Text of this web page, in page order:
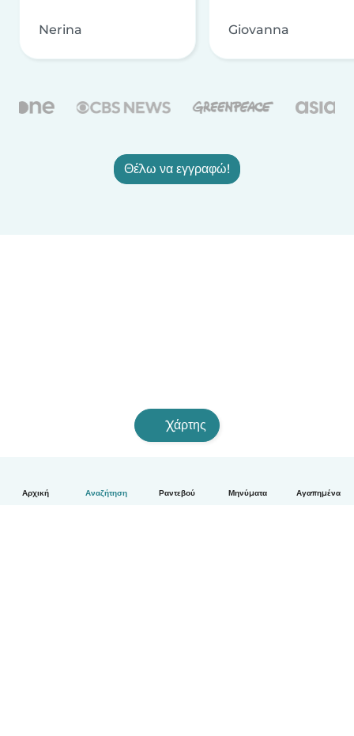
Αρχική Αναζήτηση Ραντεβού Μηνύματα Αγαπημένα
Nerina Giovanna
Θέλω να εγγραφώ!
Χάρτης